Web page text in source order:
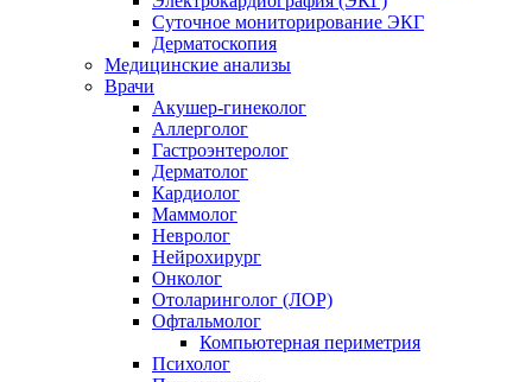
Суточное мониторирование ЭКГ
Дерматоскопия
Медицинские анализы
Врачи
Акушер-гинеколог
Аллерголог
Гастроэнтеролог
Дерматолог
Кардиолог
Маммолог
Невролог
Нейрохирург
Онколог
Отоларинголог (ЛОР)
Офтальмолог
Компьютерная периметрия
Психолог